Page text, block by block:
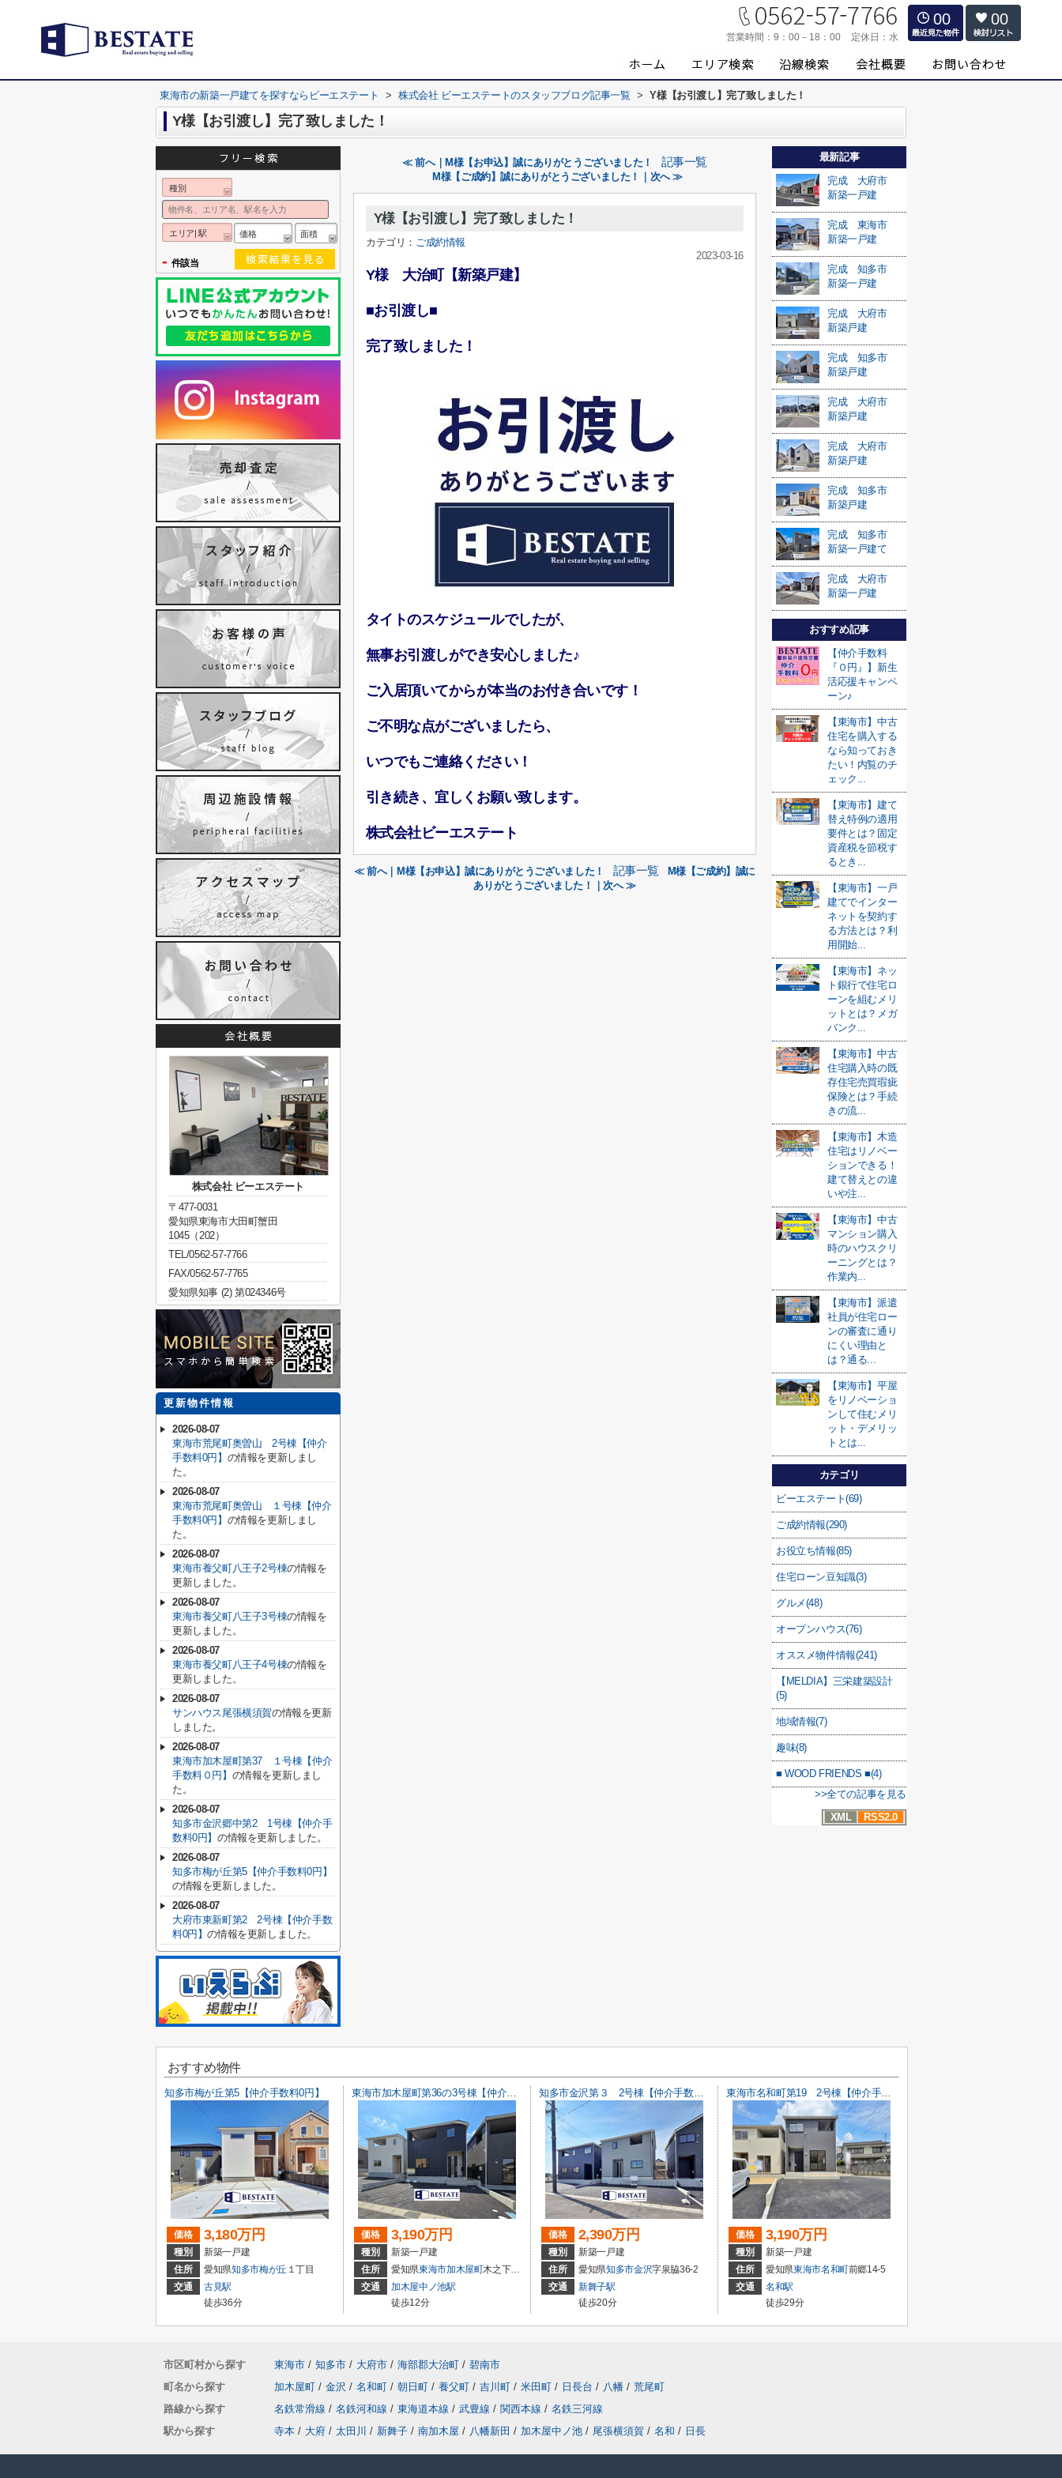
営業時間： 9：00－18：00 定休日： 水
00 00
東海市の新築一戸建てを探すならビーエステート > 株式会社 ビーエステートのスタッフブログ記事一覧 > Y様【お引渡し】完了致しました！
Y様【お引渡し】完了致しました！
≪ 前へ｜M様【お申込】誠にありがとうございました！ 記事一覧
M様【ご成約】誠にありがとうございました！｜次へ ≫
Y様【お引渡し】完了致しました！
カテゴリ： ご成約情報
2023-03-16
Y様 大治町【新築戸建】
■お引渡し■
完了致しました！
タイトのスケジュールでしたが、
無事お引渡しができ安心しました♪
ご入居頂いてからが本当のお付き合いです！
ご不明な点がございましたら、
いつでもご連絡ください！
引き続き、宜しくお願い致します。
株式会社ビーエステート
≪ 前へ｜M様【お申込】誠にありがとうございました！ 記事一覧
M様【ご成約】誠に
ありがとうございました！｜次へ ≫
最新記事
完成 大府市
新築一戸建
完成 東海市
新築一戸建
完成 知多市
新築一戸建
完成 大府市
新築戸建
完成 知多市
新築戸建
完成 大府市
新築戸建
完成 大府市
新築戸建
完成 知多市
新築戸建
完成 知多市
新築一戸建て
完成 大府市
新築一戸建
おすすめ記事
【仲介手数料
『０円』】新生
活応援キャンペ
ーン♪
【東海市】中古
住宅を購入する
なら知っておき
たい！内覧のチ
ェック...
【東海市】建て
替え特例の適用
要件とは？固定
資産税を節税す
るとき...
【東海市】一戸
建てでインター
ネットを契約す
る方法とは？利
用開始...
【東海市】ネッ
ト銀行で住宅ロ
ーンを組むメリ
ットとは？メガ
バンク...
【東海市】中古
住宅購入時の既
存住宅売買瑕疵
保険とは？手続
きの流...
【東海市】木造
住宅はリノベー
ションできる！
建て替えとの違
いや注...
【東海市】中古
マンション購入
時のハウスクリ
ーニングとは？
作業内...
【東海市】派遣
社員が住宅ロー
ンの審査に通り
にくい理由と
は？通る...
【東海市】平屋
をリノベーショ
ンして住むメリ
ット・デメリッ
トとは...
カテゴリ
ビーエステート(69)
ご成約情報(290)
お役立ち情報(85)
住宅ローン豆知識(3)
グルメ(48)
オープンハウス(76)
オススメ物件情報(241)
【MELDIA】三栄建築設計
(5)
地域情報(7)
趣味(8)
■ WOOD FRIENDS ■(4)
>>全ての記事を見る
XML
RSS2.0
種別
エリア| 駅 価格 面積
- 件該当
株式会社 ビーエステート
〒477-0031
愛知県東海市大田町蟹田
1045（202）
TEL/0562-57-7766
FAX/0562-57-7765
愛知県知事 (2) 第024346号
更新物件情報
2026-08-07
東海市荒尾町奥曽山 2号棟【仲介
手数料0円】 の情報を更新しまし
た。
2026-08-07
東海市荒尾町奥曽山 １号棟【仲介
手数料0円】 の情報を更新しまし
た。
2026-08-07
東海市養父町八王子2号棟の情報を
更新しました。
2026-08-07
東海市養父町八王子3号棟の情報を
更新しました。
2026-08-07
東海市養父町八王子4号棟の情報を
更新しました。
2026-08-07
サンハウス尾張横須賀の情報を更新
しました。
2026-08-07
東海市加木屋町第37 １号棟【仲介
手数料０円】 の情報を更新しまし
た。
2026-08-07
知多市金沢郷中第2 1号棟【仲介手
数料0円】の情報を更新しました。
2026-08-07
知多市梅が丘第5【仲介手数料0円】
の情報を更新しました。
2026-08-07
大府市東新町第2 2号棟【仲介手数
料0円】の情報を更新しました。
おすすめ物件
知多市梅が丘第5【仲介手数料0円】
価格 3,180万円
種別
新築一戸建
住所
愛知県知多市梅が丘 １丁目
交通
古見駅
徒歩36分
東海市加木屋町第36の3号棟【仲介手数料0円】
価格 3,190万円
種別
新築一戸建
住所
愛知県東海市加木屋町木之下152
交通
加木屋中ノ池駅
徒歩12分
知多市金沢第３ 2号棟【仲介手数料0円】
価格 2,390万円
種別
新築一戸建
住所
愛知県知多市金沢字泉脇36-2
交通
新舞子駅
徒歩20分
東海市名和町第19 2号棟【仲介手数料0円】
価格 3,190万円
種別
新築一戸建
住所
愛知県東海市名和町前郷14-5
交通
名和駅
徒歩29分
市区町村から探す 東海市 / 知多市 / 大府市 / 海部郡大治町 / 碧南市
町名から探す
加木屋町 / 金沢 / 名和町 / 朝日町 / 養父町 / 吉川町 / 米田町 / 日長台 / 八幡 / 荒尾町
路線から探す
名鉄常滑線 / 名鉄河和線 / 東海道本線 / 武豊線 / 関西本線 / 名鉄三河線
駅から探す
寺本 / 大府 / 太田川 / 新舞子 / 南加木屋 / 八幡新田 / 加木屋中ノ池 / 尾張横須賀 / 名和 / 日長